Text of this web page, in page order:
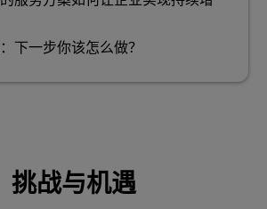
下一步你该怎么做？
挑战与机遇